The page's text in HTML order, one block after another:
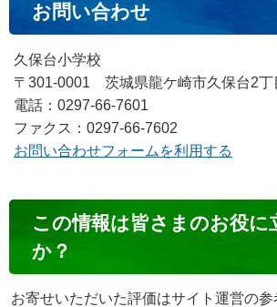
お問い合わせ
久保台小学校
〒301-0001 茨城県龍ケ崎市久保台2丁
電話：0297-66-7601
ファクス：0297-66-7602
お問い合わせフォームを利用する
ン
ン
この情報は皆さまのお役に
か？
お寄せいただいた評価はサイト運営の